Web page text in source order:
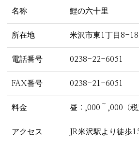
名称 鯉の六十里
所在地 米沢市東1丁目8-18
電話番号 0238-22-6051
FAX番号 0238-21-6051
料金 昼：,000～,000（
アクセス JR米沢駅より徒歩